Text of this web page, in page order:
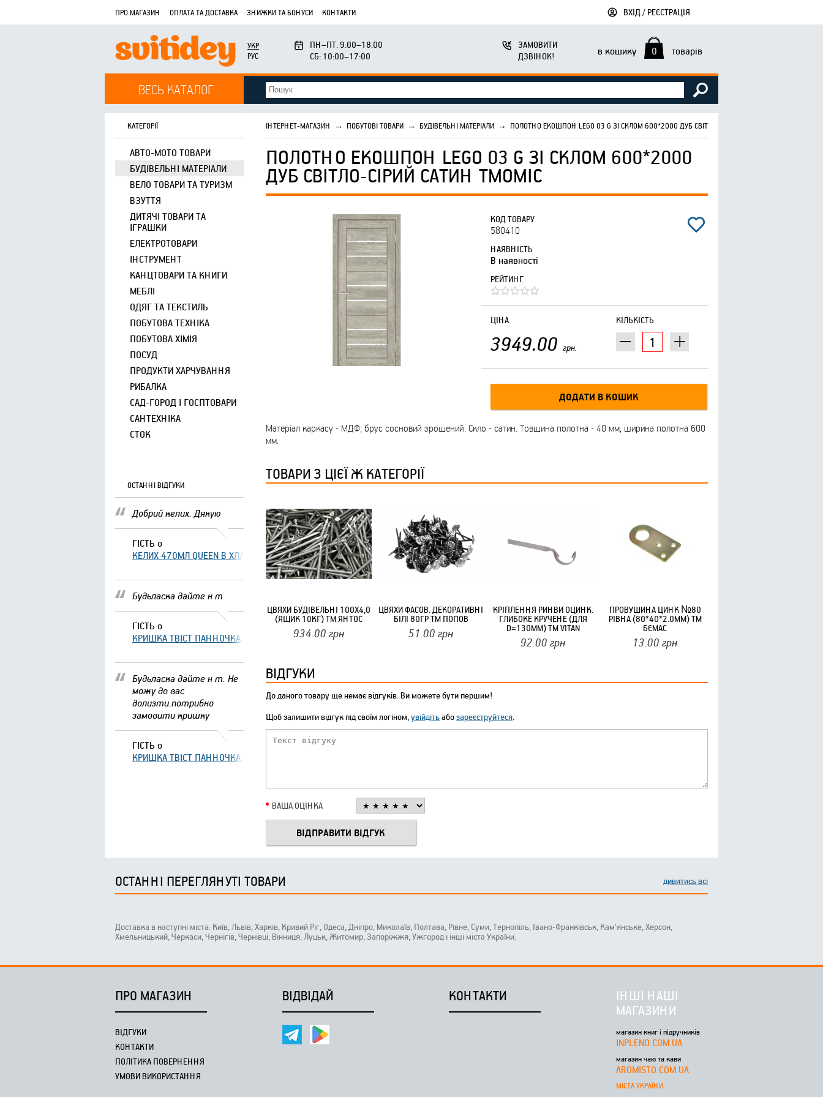
ПРО МАГАЗИН ОПЛАТА ТА ДОСТАВКА ЗНИЖКИ ТА БОНУСИ КОНТАКТИ ВХІД / РЕЄСТРАЦІЯ
УКР
РУС
ПН–ПТ: 9:00–18:00
СБ: 10:00–17:00
ЗАМОВИТИ
ДЗВІНОК!
в кошику 0 товарів
ВЕСЬ КАТАЛОГ
КАТЕГОРІЇ
АВТО-МОТО ТОВАРИ
БУДІВЕЛЬНІ МАТЕРІАЛИ
ВЕЛО ТОВАРИ ТА ТУРИЗМ
ВЗУТТЯ
ДИТЯЧІ ТОВАРИ ТА
ІГРАШКИ
ЕЛЕКТРОТОВАРИ
ІНСТРУМЕНТ
КАНЦТОВАРИ ТА КНИГИ
МЕБЛІ
ОДЯГ ТА ТЕКСТИЛЬ
ПОБУТОВА ТЕХНІКА
ПОБУТОВА ХІМІЯ
ПОСУД
ПРОДУКТИ ХАРЧУВАННЯ
РИБАЛКА
САД-ГОРОД І ГОСПТОВАРИ
САНТЕХНІКА
СТОК
ОСТАННІ ВІДГУКИ
Добрий келих. Дякую
ГІСТЬ о
КЕЛИХ 470МЛ QUEEN В ХЛАМІНГО ТМ FARGLASS
Будьласка дайте н т
ГІСТЬ о
КРИШКА ТВІСТ ПАННОЧКА, ЩО ЗАКРУЧУЄТЬСЯ КОТИКИ (20ШТ/УП) ОФФ 82 ПАННОЧКА
Будьласка дайте н т. Не
можу до вас
долизти.потрибно
замовити кришку
ГІСТЬ о
КРИШКА ТВІСТ ПАННОЧКА, ЩО ЗАКРУЧУЄТЬСЯ КОТИКИ (20ШТ/УП) ОФФ 82 ПАННОЧКА
ІНТЕРНЕТ-МАГАЗИН → ПОБУТОВІ ТОВАРИ → БУДІВЕЛЬНІ МАТЕРІАЛИ → ПОЛОТНО ЕКОШПОН LEGO 03 G ЗІ СКЛОМ 600*2000 ДУБ СВІТЛО-СІРИЙ САТИН ТМОМІС
ПОЛОТНО ЕКОШПОН LEGO 03 G ЗІ СКЛОМ 600*2000
ДУБ СВІТЛО-СІРИЙ САТИН ТМОМІС
КОД ТОВАРУ
580410
НАЯВНІСТЬ
В наявності
РЕЙТИНГ
КІЛЬКІСТЬ
ЦІНА
3949.00 грн.
Матеріал каркасу - МДФ, брус сосновий зрощений. Скло - сатин. Товщина полотна - 40 мм, ширина полотна 600
мм.
ТОВАРИ З ЦІЄЇ Ж КАТЕГОРІЇ
ЦВЯХИ БУДІВЕЛЬНІ 100Х4,0
(ЯЩИК 10КГ) ТМ ЯНТОС
934.00 грн
ЦВЯХИ ФАСОВ. ДЕКОРАТИВНІ
БІЛІ 80ГР ТМ ПОПОВ
51.00 грн
КРІПЛЕННЯ РИНВИ ОЦИНК.
ГЛИБОКЕ КРУЧЕНЕ (ДЛЯ
D=130ММ) ТМ VITAN
92.00 грн
ПРОВУШИНА ЦИНК №80
РІВНА (80*40*2.0ММ) ТМ
БЄМАС
13.00 грн
ВІДГУКИ
До даного товару ще немає відгуків. Ви можете бути першим!
Щоб залишити відгук під своїм логіном,увійдітьабозареєструйтеся.
ВАША ОЦІНКА
ОСТАННІ ПЕРЕГЛЯНУТІ ТОВАРИ дивитись всі
Доставка в наступні міста: Київ, Львів, Харків, Кривий Ріг, Одеса, Дніпро, Миколаїв, Полтава, Рівне, Суми, Тернопіль, Івано-Франківськ, Кам'янське, Херсон,
Хмельницький, Черкаси, Чернігів, Чернівці, Вінниця, Луцьк, Житомир, Запоріжжя, Ужгород і інші міста України.
ПРО МАГАЗИН
ВІДГУКИ
КОНТАКТИ
ПОЛІТИКА ПОВЕРНЕННЯ
УМОВИ ВИКОРИСТАННЯ
ВІДВІДАЙ КОНТАКТИ
ІНШІ НАШІ
МАГАЗИНИ
магазин книг і підручників
INPLENO.COM.UA
магазин чаю та кави
AROMISTO.COM.UA
МІСТА УКРАЇНИ